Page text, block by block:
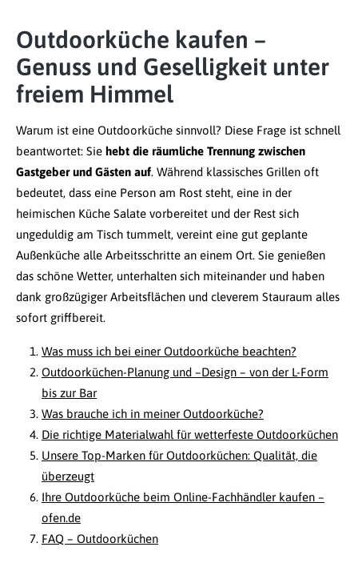
Outdoorküche kaufen –
Genuss und Geselligkeit unter
freiem Himmel
Warum ist eine Outdoorküche sinnvoll? Diese Frage ist schnell
beantwortet: Sie hebt die räumliche Trennung zwischen
Gastgeber und Gästen auf. Während klassisches Grillen oft
bedeutet, dass eine Person am Rost steht, eine in der
heimischen Küche Salate vorbereitet und der Rest sich
ungeduldig am Tisch tummelt, vereint eine gut geplante
Außenküche alle Arbeitsschritte an einem Ort. Sie genießen
das schöne Wetter, unterhalten sich miteinander und haben
dank großzügiger Arbeitsflächen und cleverem Stauraum alles
sofort griffbereit.
Was muss ich bei einer Outdoorküche beachten?
Outdoorküchen-Planung und –Design – von der L-Form
bis zur Bar
Was brauche ich in meiner Outdoorküche?
Die richtige Materialwahl für wetterfeste Outdoorküchen
Unsere Top-Marken für Outdoorküchen: Qualität, die
überzeugt
Ihre Outdoorküche beim Online-Fachhändler kaufen –
ofen.de
FAQ – Outdoorküchen